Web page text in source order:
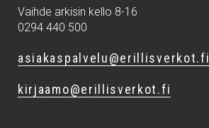
Vaihde arkisin kello 8-16
0294 440 500
asiakaspalvelu@erillisverkot.fi
kirjaamo@erillisverkot.fi